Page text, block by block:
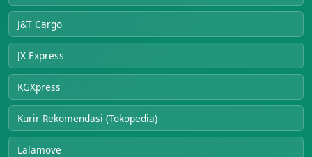
J&T Cargo
JX Express
KGXpress
Kurir Rekomendasi (Tokopedia)
Lalamove